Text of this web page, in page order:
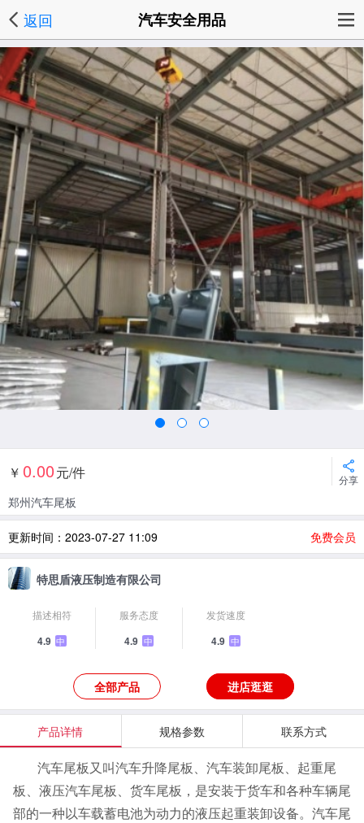
返回 汽车安全用品
￥ 0.00元/件 分享
郑州汽车尾板
更新时间：2023-07-27 11:09 免费会员
特思盾液压制造有限公司
描述相符
4.9 中
服务态度
4.9 中
发货速度
4.9 中
全部产品 进店逛逛
产品详情 规格参数 联系方式
汽车尾板又叫汽车升降尾板、汽车装卸尾板、起重尾
板、液压汽车尾板、货车尾板，是安装于货车和各种车辆尾
部的一种以车载蓄电池为动力的液压起重装卸设备。汽车尾